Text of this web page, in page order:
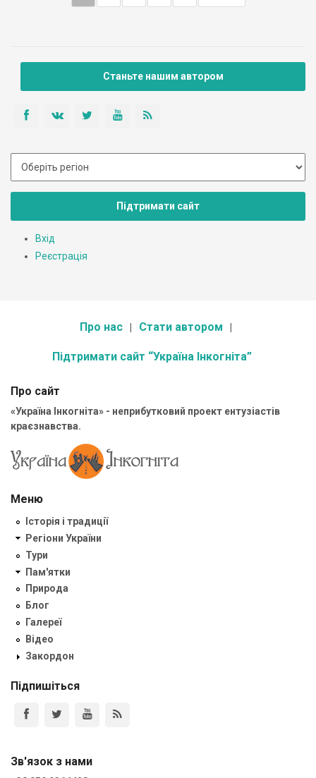
Станьте нашим автором
Підтримати сайт
Вхід
Реєстрація
Про нас Стати автором
Підтримати сайт “Україна Інкогніта”
Про сайт
«Україна Інкогніта» - неприбутковий проект ентузіастів
краєзнавства.
Меню
Історія і традиції
Регіони України
Тури
Пам'ятки
Природа
Блог
Галереї
Відео
Закордон
Підпишіться
Зв'язок з нами